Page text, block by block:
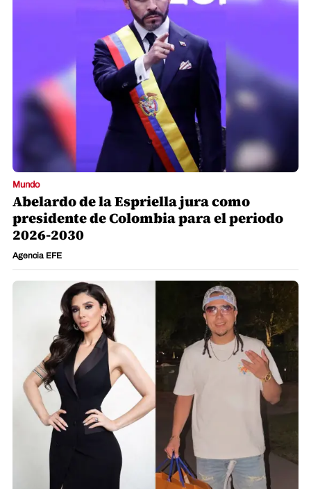
Mundo
Abelardo de la Espriella jura como
presidente de Colombia para el periodo
2026-2030
Agencia EFE